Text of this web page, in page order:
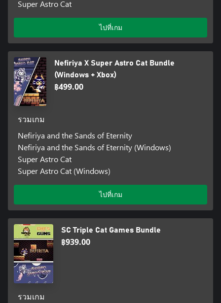
Super Astro Cat
ไปที่เกม
Nefiriya X Super Astro Cat Bundle
(Windows + Xbox)
฿499.00
รวมเกม
Nefiriya and the Sands of Eternity
Nefiriya and the Sands of Eternity (Windows)
Super Astro Cat
Super Astro Cat (Windows)
ไปที่เกม
SC Triple Cat Games Bundle
฿939.00
รวมเกม